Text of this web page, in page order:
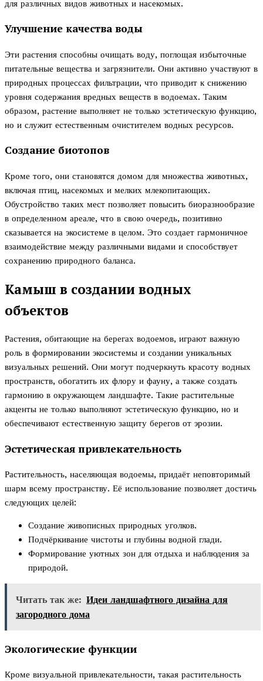
для различных видов животных и насекомых.
Улучшение качества воды
Эти растения способны очищать воду, поглощая избыточные
питательные вещества и загрязнители. Они активно участвуют в
природных процессах фильтрации, что приводит к снижению
уровня содержания вредных веществ в водоемах. Таким
образом, растение выполняет не только эстетическую функцию,
но и служит естественным очистителем водных ресурсов.
Создание биотопов
Кроме того, они становятся домом для множества животных,
включая птиц, насекомых и мелких млекопитающих.
Обустройство таких мест позволяет повысить биоразнообразие
в определенном ареале, что в свою очередь, позитивно
сказывается на экосистеме в целом. Это создает гармоничное
взаимодействие между различными видами и способствует
сохранению природного баланса.
Камыш в создании водных
объектов
Растения, обитающие на берегах водоемов, играют важную
роль в формировании экосистемы и создании уникальных
визуальных решений. Они могут подчеркнуть красоту водных
пространств, обогатить их флору и фауну, а также создать
гармонию в окружающем ландшафте. Такие растительные
акценты не только выполняют эстетическую функцию, но и
обеспечивают естественную защиту берегов от эрозии.
Эстетическая привлекательность
Растительность, населяющая водоемы, придаёт неповторимый
шарм всему пространству. Её использование позволяет достичь
следующих целей:
Создание живописных природных уголков.
Подчёркивание чистоты и глубины водной глади.
Формирование уютных зон для отдыха и наблюдения за
природой.
Читать так же: Идеи ландшафтного дизайна для
загородного дома
Экологические функции
Кроме визуальной привлекательности, такая растительность